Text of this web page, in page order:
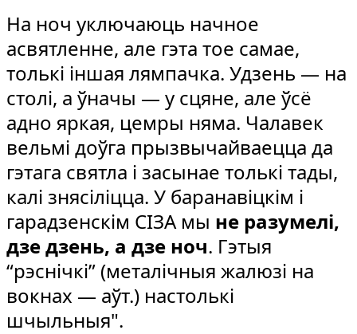
На ноч уключаюць начное
асвятленне, але гэта тое самае,
толькі іншая лямпачка. Удзень — на
столі, а ўначы — у сцяне, але ўсё
адно яркая, цемры няма. Чалавек
вельмі доўга прызвычайваецца да
гэтага святла і засынае толькі тады,
калі знясіліцца. У баранавіцкім і
гарадзенскім СІЗА мы не разумелі,
дзе дзень, а дзе ноч. Гэтыя
“рэснічкі” (металічныя жалюзі на
вокнах — аўт.) настолькі
шчыльныя".